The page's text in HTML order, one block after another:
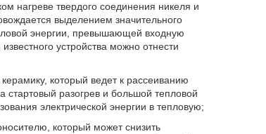
нагреве твердого соединения никеля и
выделением значительного
энергии, превышающей входную
устройства можно отнести
который ведет к рассеиванию
стартовый разогрев и большой тепловой
электрической энергии в тепловую;
который может снизить